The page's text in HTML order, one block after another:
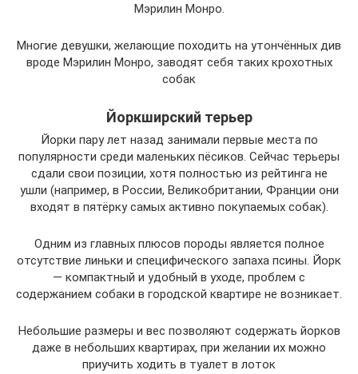
Мэрилин Монро.
Многие девушки, желающие походить на утончённых див
вроде Мэрилин Монро, заводят себя таких крохотных
собак
Йоркширский терьер
Йорки пару лет назад занимали первые места по
популярности среди маленьких пёсиков. Сейчас терьеры
сдали свои позиции, хотя полностью из рейтинга не
ушли (например, в России, Великобритании, Франции они
входят в пятёрку самых активно покупаемых собак).
Одним из главных плюсов породы является полное
отсутствие линьки и специфического запаха псины. Йорк
— компактный и удобный в уходе, проблем с
содержанием собаки в городской квартире не возникает.
Небольшие размеры и вес позволяют содержать йорков
даже в небольших квартирах, при желании их можно
приучить ходить в туалет в лоток